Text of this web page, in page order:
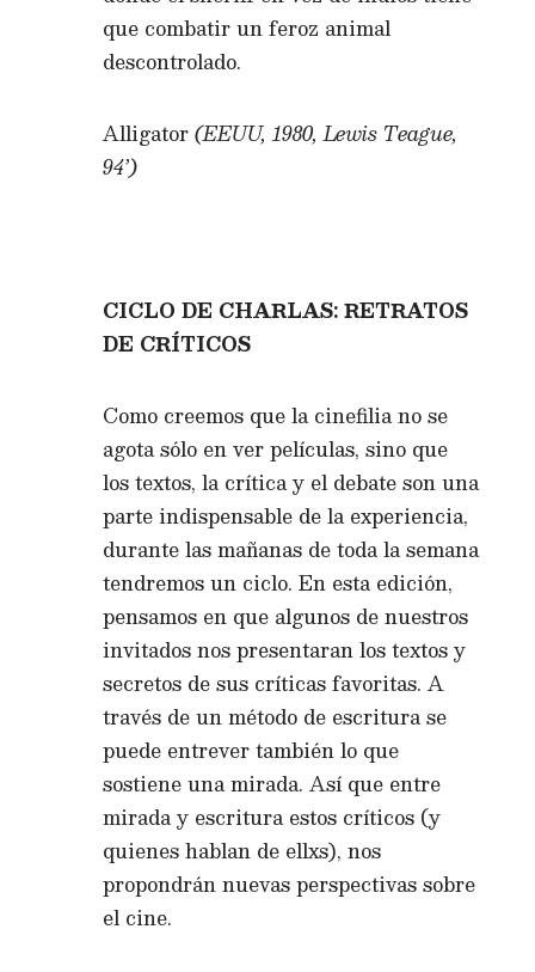
que combatir un feroz animal
descontrolado.
Alligator(EEUU, 1980, Lewis Teague,
94’)
CICLO DE CHARLAS: RETRATOS
DE CRÍTICOS
Como creemos que la cinefilia no se
agota sólo en ver películas, sino que
los textos, la crítica y el debate son una
parte indispensable de la experiencia,
durante las mañanas de toda la semana
tendremos un ciclo. En esta edición,
pensamos en que algunos de nuestros
invitados nos presentaran los textos y
secretos de sus críticas favoritas. A
través de un método de escritura se
puede entrever también lo que
sostiene una mirada. Así que entre
mirada y escritura estos críticos (y
quienes hablan de ellxs), nos
propondrán nuevas perspectivas sobre
el cine.